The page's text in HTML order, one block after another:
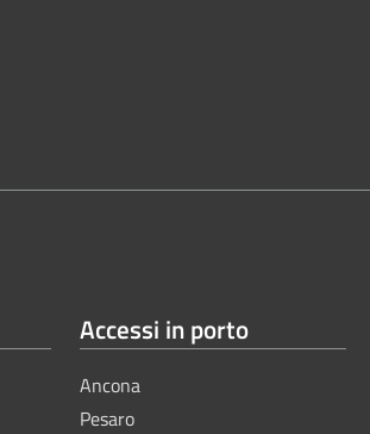
Accessi in porto
Ancona
Pesaro